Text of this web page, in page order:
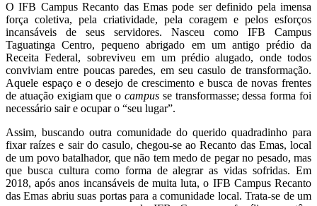
O IFB Campus Recanto das Emas pode ser definido pela imensa
força coletiva, pela criatividade, pela coragem e pelos esforços
incansáveis de seus servidores. Nasceu como IFB Campus
Taguatinga Centro,pequeno abrigado em um antigo prédio da
Receita Federal, sobreviveu em um prédio alugado, onde todos
conviviam entre poucas paredes, em seu casulo de transformação.
Aquele espaço e o desejo de crescimento e busca de novas frentes
de atuação exigiam que o campus se transformasse; dessa forma foi
necessário sair e ocupar o “seu lugar”.
Assim, buscando outra comunidade do querido quadradinho para
fixar raízes e sair do casulo, chegou-se ao Recanto das Emas, local
de um povo batalhador, que não tem medo de pegar no pesado, mas
que busca cultura como forma de alegrar as vidas sofridas. Em
2018, após anos incansáveis de muita luta, o IFB Campus Recanto
das Emas abriu suas portas para a comunidade local. Trata-se de um